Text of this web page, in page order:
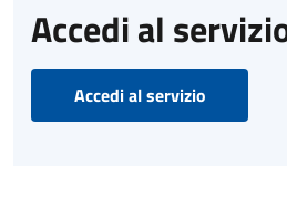
Accedi al
Accedi al servizio